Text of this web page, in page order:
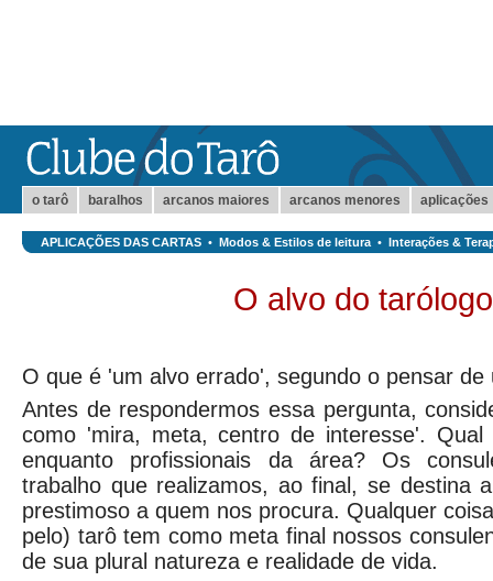
o tarô baralhos arcanos maiores arcanos menores aplicações
APLICAÇÕES DAS CARTAS • Modos & Estilos de leitura • Interações &
O alvo do tarólogo
O que é 'um alvo errado', segundo o pensar de
Antes de respondermos essa pergunta,
como 'mira, meta, centro de interesse'.
enquanto profissionais da área? Os
trabalho que realizamos, ao final, se destina
prestimoso a quem nos procura. Qualquer
pelo) tarô tem como meta final nossos
de sua plural natureza e realidade de vida.